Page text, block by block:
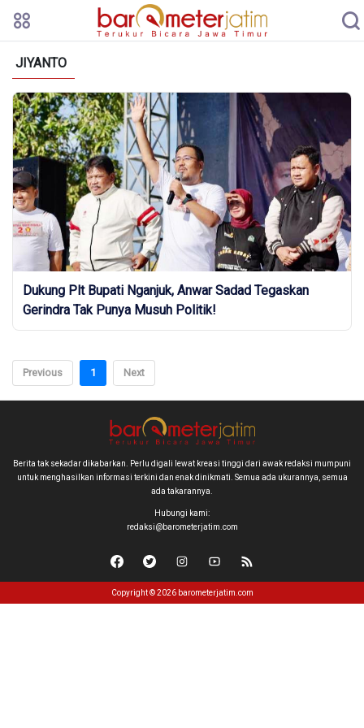
JIYANTO
Dukung Plt Bupati Nganjuk, Anwar Sadad Tegaskan
Gerindra Tak Punya Musuh Politik!
Previous 1 Next
Berita tak sekadar dikabarkan. Perlu digali lewat kreasi tinggi dari awak redaksi mumpuni
untuk menghasilkan informasi terkini dan enak dinikmati. Semua ada ukurannya, semua
ada takarannya.
Hubungi kami:
redaksi@barometerjatim.com
Copyright © 2026 barometerjatim.com